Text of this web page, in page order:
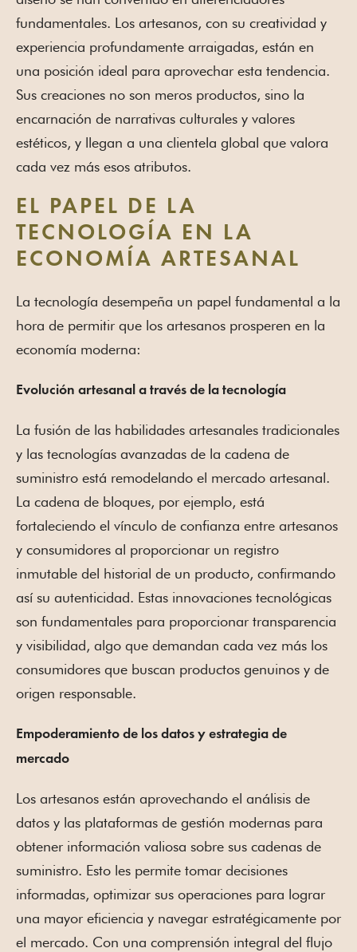
fundamentales. Los artesanos, con su creatividad y
experiencia profundamente arraigadas, están en
una posición ideal para aprovechar esta tendencia.
Sus creaciones no son meros productos, sino la
encarnación de narrativas culturales y valores
estéticos, y llegan a una clientela global que valora
cada vez más esos atributos.
EL PAPEL DE LA
TECNOLOGÍA EN LA
ECONOMÍA ARTESANAL
La tecnología desempeña un papel fundamental a la
hora de permitir que los artesanos prosperen en la
economía moderna:
Evolución artesanal a través de la tecnología
La fusión de las habilidades artesanales tradicionales
y las tecnologías avanzadas de la cadena de
suministro está remodelando el mercado artesanal.
La cadena de bloques, por ejemplo, está
fortaleciendo el vínculo de confianza entre artesanos
y consumidores al proporcionar un registro
inmutable del historial de un producto, confirmando
así su autenticidad. Estas innovaciones tecnológicas
son fundamentales para proporcionar transparencia
y visibilidad, algo que demandan cada vez más los
consumidores que buscan productos genuinos y de
origen responsable.
Empoderamiento de los datos y estrategia de
mercado
Los artesanos están aprovechando el análisis de
datos y las plataformas de gestión modernas para
obtener información valiosa sobre sus cadenas de
suministro. Esto les permite tomar decisiones
informadas, optimizar sus operaciones para lograr
una mayor eficiencia y navegar estratégicamente por
el mercado. Con una comprensión integral del flujo